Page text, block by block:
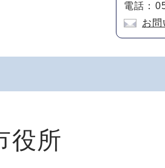
電話：
お
役所